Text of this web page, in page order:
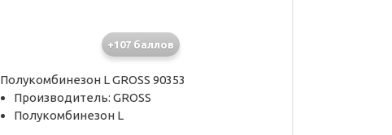
+107 баллов
Полукомбинезон L GROSS 90353
Производитель: GROSS
Полукомбинезон L